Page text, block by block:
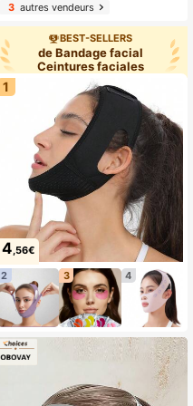
3autres vendeurs
BEST-SELLERS
de Bandage facial
Ceintures faciales
1
4,56€
2 3 4